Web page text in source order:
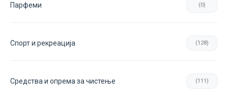
Парфеми (0)
Спорт и рекреација (128)
Средства и опрема за чистење (111)